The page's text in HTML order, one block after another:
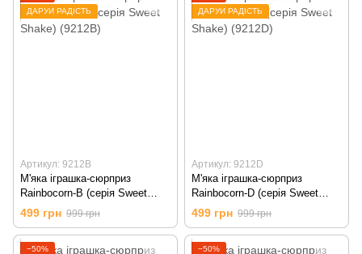
ДАРУЙ РАДІСТЬ
Артикул: 9212B
М'яка іграшка-сюрприз
Rainbocorn-B (серія Sweet
Shake) (9212B)
499 грн 999 грн
ДАРУЙ РАДІСТЬ
Артикул: 9212D
М'яка іграшка-сюрприз
Rainbocorn-D (серія Sweet
Shake) (9212D)
499 грн 999 грн
−50%
−50%